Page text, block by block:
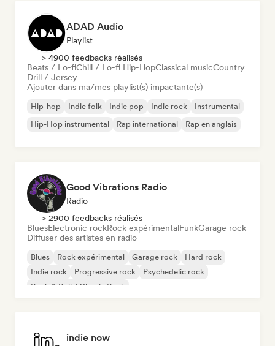
ADAD Audio
Playlist
> 4900 feedbacks réalisés
Beats / Lo-fiChill / Lo-fi Hip-HopClassical musicCountry
Drill / Jersey
Ajouter dans ma/mes playlist(s) impactante(s)
Hip-hop Indie folk Indie pop Indie rock
Instrumental
Hip-Hop instrumental
Rap international Rap en anglais
Good Vibrations Radio
Radio
> 2900 feedbacks réalisés
BluesElectronic rockRock expérimentalFunkGarage rock
Diffuser des artistes en radio
Blues Rock expérimental Garage rock
Hard rock
Indie rock
Progressive rock
Psychedelic rock
Rock & Roll / Classic Rock
indie now